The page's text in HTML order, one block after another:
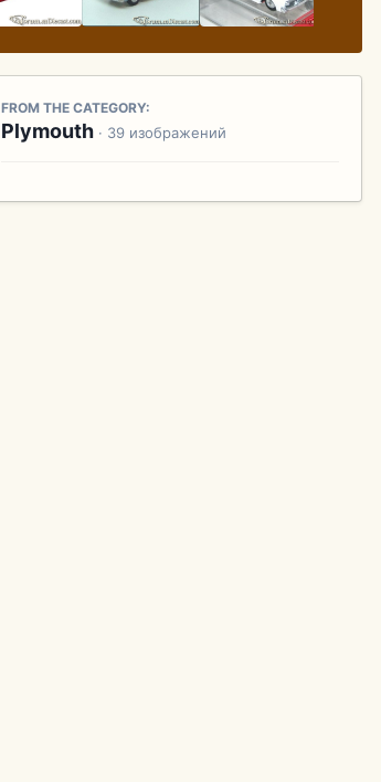
FROM THE CATEGORY:
Plymouth · 39 изображений